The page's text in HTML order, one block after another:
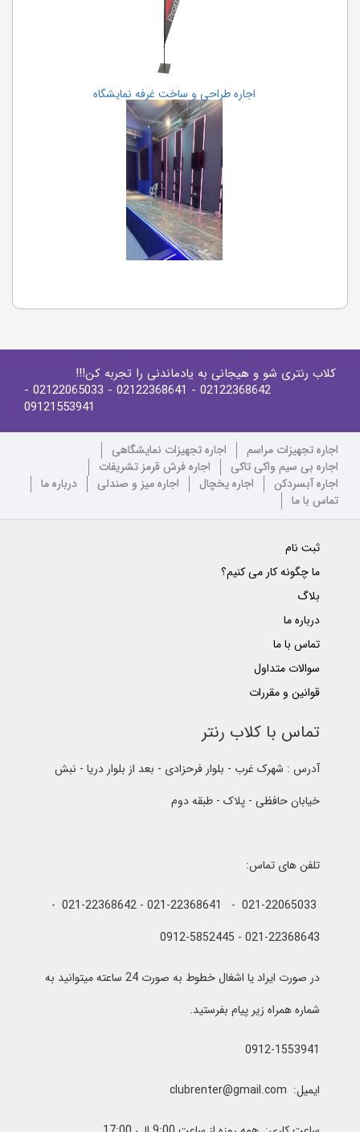
اجاره طراحی و ساخت غرفه نمایشگاه
کلاب رنتری شو و هیجانی به یادماندنی را تجربه کن!!!
02122368642
- 02122368641
- 02122065033
-
09121553941
اجاره تجهیزات مراسم
اجاره تجهیزات نمایشگاهی
اجاره بی سیم واکی تاکی
اجاره فرش قرمز تشریفات
اجاره آبسردکن
اجاره یخچال اجاره میز و صندلی
درباره ما
تماس با ما
ثبت نام
ما چگونه کار می کنیم؟
بلاگ
درباره ما
تماس با ما
سوالات متداول
قوانین و مقررات
تماس با کلاب رنتر
آدرس : شهرک غرب - بلوار فرحزادی - بعد از بلوار دریا - نبش
خیابان حافظی - پلاک - طبقه دوم
تلفن های تماس:
021-22065033 - 021-22368641 - 021-22368642 -
021-22368643 - 0912-5852445
در صورت ایراد یا اشغال خطوط به صورت 24 ساعته میتوانید به
شماره همراه زیر پیام بفرستید.
0912-1553941
ایمیل: clubrenter@gmail.com